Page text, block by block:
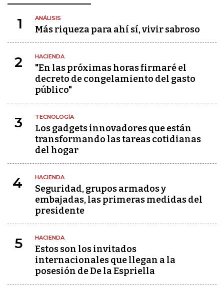
1 ANÁLISIS
Más riqueza para ahí sí, vivir sabroso
2 HACIENDA
"En las próximas horas firmaré el
decreto de congelamiento del gasto
público"
3 TECNOLOGÍA
Los gadgets innovadores que están
transformando las tareas cotidianas
del hogar
4 HACIENDA
Seguridad, grupos armados y
embajadas, las primeras medidas del
presidente
5 HACIENDA
Estos son los invitados
internacionales que llegan a la
posesión de De la Espriella